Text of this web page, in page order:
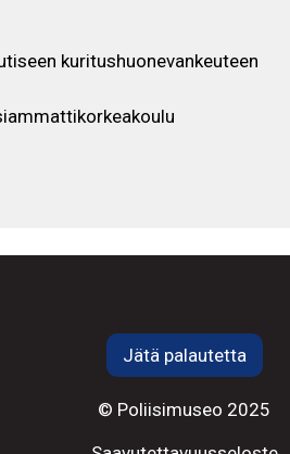
kuritushuonevankeuteen
Jätä palautetta
© Poliisimuseo 2025